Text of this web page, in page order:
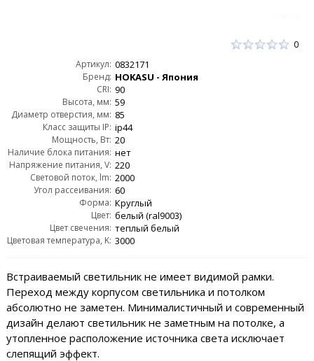
0
Артикул: 0832171
Бренд: HOKASU - Япония
CRI: 90
Высота, мм: 59
Диаметр отверстия, мм: 85
Класс защиты IP: ip44
Мощность, Вт: 20
Наличие блока питания: нет
Напряжение питания, V: 220
Световой поток, lm: 2000
Угол рассеивания: 60
Форма: Круглый
Цвет: белый (ral9003)
Цвет свечения: теплый белый
Цветовая температура, K: 3000
Встраиваемый светильник не имеет видимой рамки.
Переход между корпусом светильника и потолком
абсолютно не заметен. Минималистичный и современный
дизайн делают светильник не заметным на потолке, а
утопленное расположение источника света исключает
слепящий эффект.